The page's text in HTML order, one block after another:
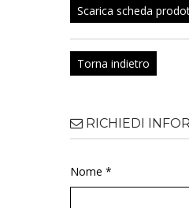
Scarica scheda
Torna indietro
RICHIEDI
Nome *